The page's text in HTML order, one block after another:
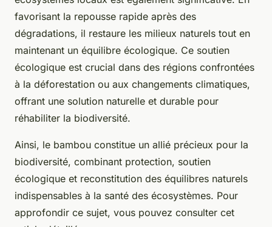
favorisant la repousse rapide après des
dégradations, il restaure les milieux naturels tout en
maintenant un équilibre écologique. Ce soutien
écologique est crucial dans des régions confrontées
à la déforestation ou aux changements climatiques,
offrant une solution naturelle et durable pour
réhabiliter la biodiversité.
Ainsi, le bambou constitue un allié précieux pour la
biodiversité, combinant protection, soutien
écologique et reconstitution des équilibres naturels
indispensables à la santé des écosystèmes. Pour
approfondir ce sujet, vous pouvez consulter cet